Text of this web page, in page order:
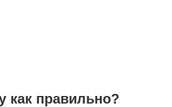
как правильно?